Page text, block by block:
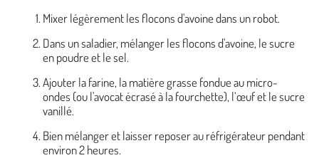
Mixer légèrement les flocons d'avoine dans un robot.
Dans un saladier, mélanger les flocons d'avoine, le sucre
en poudre et le sel.
Ajouter la farine, la matière grasse fondue au micro-
ondes (ou l'avocat écrasé à la fourchette), l’œuf et le sucre
vanillé.
Bien mélanger et laisser reposer au réfrigérateur pendant
environ 2 heures.